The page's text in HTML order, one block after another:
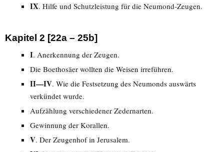
IX. Hilfe und Schutzleistung für die Neumond-Zeugen.
Kapitel 2 [22a – 25b]
I. Anerkennung der Zeugen.
Die Boethosäer wollten die Weisen irreführen.
II—IV. Wie die Festsetzung des Neumonds auswärts
verkündet wurde.
Aufzählung verschiedener Zedernarten.
Gewinnung der Korallen.
V. Der Zeugenhof in Jerusalem.